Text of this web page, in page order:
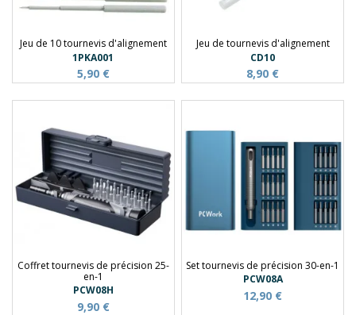
Jeu de 10 tournevis d'alignement
1PKA001
5,90 €
Jeu de tournevis d'alignement
CD10
8,90 €
Coffret tournevis de précision 25-
en-1
PCW08H
9,90 €
Set tournevis de précision 30-en-1
PCW08A
12,90 €